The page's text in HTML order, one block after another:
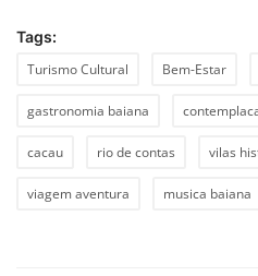
Tags:
Turismo Cultural
Bem-Estar
gastronomia baiana
cacau rio de contas vilas
viagem aventura musica baiana